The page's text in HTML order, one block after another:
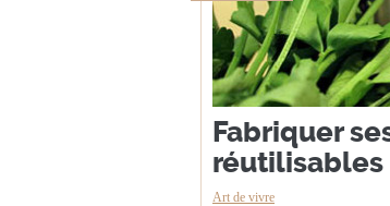
Fabriquer
réutilisables
Art de vivre